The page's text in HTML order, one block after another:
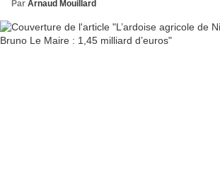
Par Arnaud Mouillard